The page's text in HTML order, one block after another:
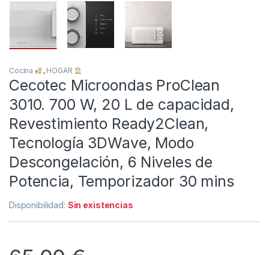
Cocina , HOGAR
Cecotec Microondas ProClean
3010. 700 W, 20 L de capacidad,
Revestimiento Ready2Clean,
Tecnología 3DWave, Modo
Descongelación, 6 Niveles de
Potencia, Temporizador 30 mins
Disponibilidad: Sin existencias